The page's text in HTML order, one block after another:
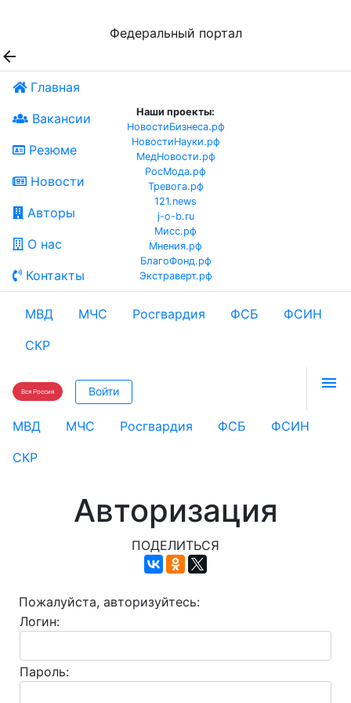
Федеральный портал

Главная
Вакансии
Резюме
Новости
Авторы
О нас
Контакты
Наши проекты:
НовостиБизнеса.рф
НовостиНауки.рф
МедНовости.рф
РосМода.рф
Тревога.рф
121.news
j-o-b.ru
Мисс.рф
Мнения.рф
БлагоФонд.рф
Экстраверт.рф
МВД МЧС Росгвардия ФСБ
ФСИН
СКР
Вся Россия Войти 
МВД МЧС Росгвардия ФСБ
ФСИН
СКР
Авторизация
ПОДЕЛИТЬСЯ
Пожалуйста, авторизуйтесь:
Логин:
Пароль: